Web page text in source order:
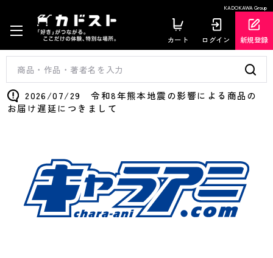
KADOKAWA Group
カート ログイン 新規登録
2026/07/29 令和8年熊本地震の影響による商品の
お届け遅延につきまして